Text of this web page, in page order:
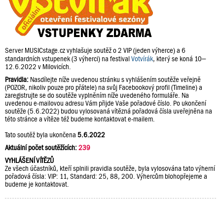
Server MUSICstage.cz vyhlašuje soutěž o 2 VIP (jeden výherce) a 6
standardních vstupenek (3 výherci) na festivalVotvírák, který se koná 10–
12.6.2022 v Milovicích.
Pravidla: Nasdílejte níže uvedenou stránku s vyhlášením soutěže veřejně
(POZOR, nikoliv pouze pro přátele) na svůj Facebookový profil (Timeline) a
zaregistrujte se do soutěže vyplněním níže uvedeného formuláře. Na
uvedenou e-mailovou adresu Vám přijde Vaše pořadové číslo. Po ukončení
soutěže (5.6.2022) budou vylosovaná vítězná pořadová čísla uveřejněna na
této stránce a vítěze též budeme kontaktovat e-mailem.
Tato soutěž byla ukončena 5.6.2022
Aktuální počet soutěžících:239
VYHLÁŠENÍ VÍTĚZŮ
Ze všech účastníků, kteří splnili pravidla soutěže, byla vylosována tato výherní
pořadová čísla: VIP: 11, Standard: 25, 88, 200. Výhercům blohopřejeme a
budeme je kontaktovat.